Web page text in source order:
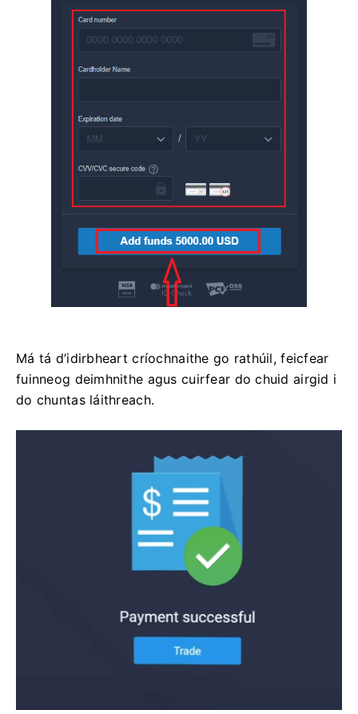
Má tá d’idirbheart críochnaithe go rathúil, feicfear
fuinneog deimhnithe agus cuirfear do chuid airgid i
do chuntas láithreach.